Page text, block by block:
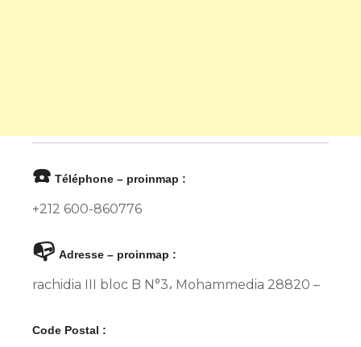
☎️ Téléphone – proinmap :
+212 600-860776
📭 Adresse – proinmap :
rachidia III bloc B N°3، Mohammedia 28820 –
Code Postal :